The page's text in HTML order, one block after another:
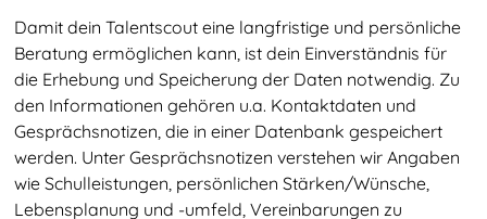
Damit dein Talentscout eine langfristige und persönliche
Beratung ermöglichen kann, ist dein Einverständnis für
die Erhebung und Speicherung der Daten notwendig. Zu
den Informationen gehören u.a. Kontaktdaten und
Gesprächsnotizen, die in einer Datenbank gespeichert
werden. Unter Gesprächsnotizen verstehen wir Angaben
wie Schulleistungen, persönlichen Stärken/Wünsche,
Lebensplanung und -umfeld, Vereinbarungen zu